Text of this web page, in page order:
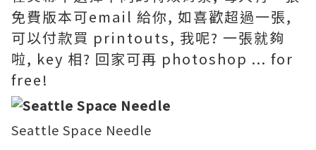
免費版本可email 給你, 如喜歡超過一張,
可以付款買 printouts, 我呢? 一張就夠
啦, key 相? 回家可再 photoshop ... for
free!
Seattle Space Needle